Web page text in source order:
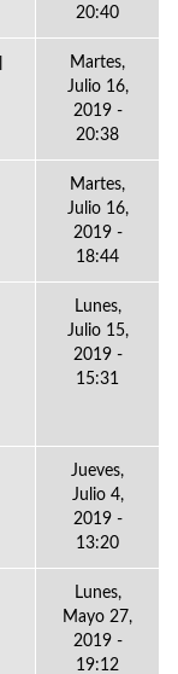
20:40
Martes,
Julio 16,
2019 -
20:38
Martes,
Julio 16,
2019 -
18:44
Lunes,
Julio 15,
2019 -
15:31
Jueves,
Julio 4,
2019 -
13:20
Lunes,
Mayo 27,
2019 -
19:12